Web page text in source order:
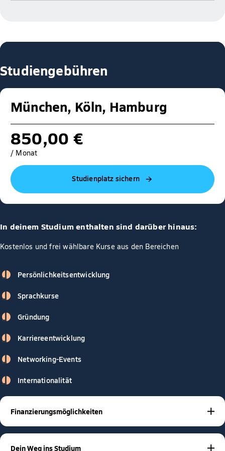
Studiengebühren
München, Köln, Hamburg
850,00 €
/ Monat
Studienplatz sichern
In deinem Studium enthalten sind darüber hinaus:
Kostenlos und frei wählbare Kurse aus den Bereichen
Persönlichkeitsentwicklung
Sprachkurse
Gründung
Karriereentwicklung
Networking-Events
Internationalität
Finanzierungsmöglichkeiten
MitBAföG,StipendienoderStudienkreditengibt es viele
Dein Weg ins Studium